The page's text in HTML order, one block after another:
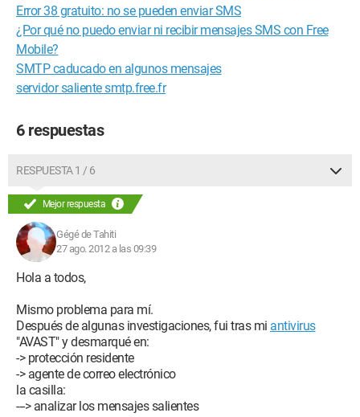
Error 38 gratuito: no se pueden enviar SMS
¿Por qué no puedo enviar ni recibir mensajes SMS con Free
Mobile?
SMTP caducado en algunos mensajes
servidor saliente smtp.free.fr
6 respuestas
RESPUESTA 1 / 6
Mejor respuesta
Gégé de Tahiti
27 ago. 2012 a las 09:39
Hola a todos,
Mismo problema para mí.
Después de algunas investigaciones, fui tras mi antivirus
"AVAST" y desmarqué en:
-> protección residente
-> agente de correo electrónico
la casilla:
---> analizar los mensajes salientes